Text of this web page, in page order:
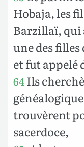
Hobaja, les
Barzillaï, qui
une des
et fut appelé
64Ils
trouvèrent
sacerdoce,